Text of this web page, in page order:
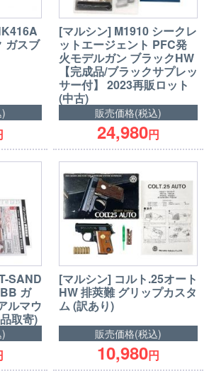
ガスブ
[マルシン] M1910 シークレ
ットエージェント PFC発
火モデルガン ブラックHW
【完成品/ブラックサプレッ
サー付】 2023再販ロット
(中古)
販売価格(税込)
24,980円
SAND
ガ
ルマウ
取寄)
[マルシン] コルト.25オート
HW 排莢難 グリップカスタ
ム (訳あり)
販売価格(税込)
10,980円